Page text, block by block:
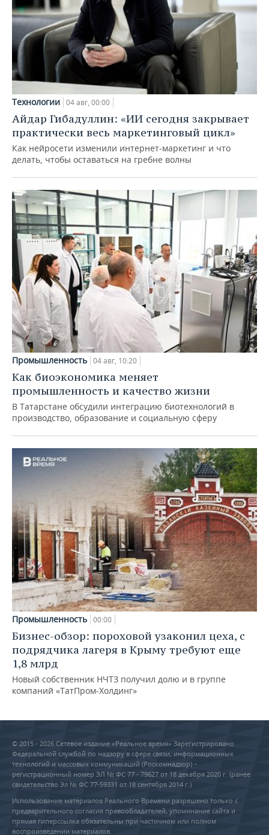
Технологии 04 авг, 00:00
Айдар Гибадуллин: «ИИ сегодня закрывает
практически весь маркетинговый цикл»
Как нейросети изменили интернет-маркетинг и что
делать, чтобы оставаться на гребне волны
Промышленность 04 авг, 10:20
Как биоэкономика меняет
промышленность и качество жизни
В Татарстане обсудили интеграцию биотехнологий в
производство, образование и социальную сферу
Промышленность 00:00
Бизнес-обзор: пороховой узаконил цеха, с
подрядчика лагеря в Крыму требуют еще
1,8 млрд
Новый собственник НЧТЗ получил долю и в группе
компаний «ТатПром-Холдинг»
© 2015 - 2026 Сетевое издание «Реальное время» Зарегистрировано
Федеральной службой по надзору в сфере связи, информационных
технологий и массовых коммуникаций (Роскомнадзор) –
регистрационный номер ЭЛ № ФС 77 - 79627 от 18 декабря 2020 г. (ранее
свидетельство Эл № ФС 77-59331 от 18 сентября 2014 г.)
Использование материалов Реального Времени разрешено только с
предварительного согласия правообладателей, упоминание сайта и
прямая гиперссылка обязательны при частичном или полном
воспроизведении материалов.